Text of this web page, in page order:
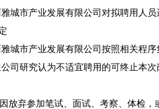
城市产业发展有限公司对拟聘用人
城市产业发展有限公司按照相关程
司研究认为不适宜聘用的可终止本次
放弃参加笔试、面试、考察、体检